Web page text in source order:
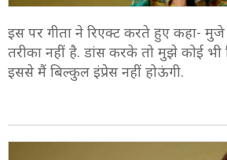
इस पर गीता ने रिएक्ट करते हुए कहा-
तरीका नहीं है. डांस करके तो मुझे कोई भी
इससे मैं बिल्कुल इंप्रेस नहीं होऊंगी.